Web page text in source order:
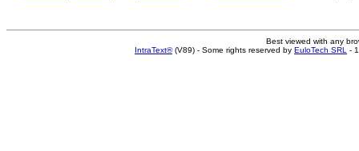
Best viewed with any
IntraText®(V89) - Some rights reserved by EuloTech SRL -